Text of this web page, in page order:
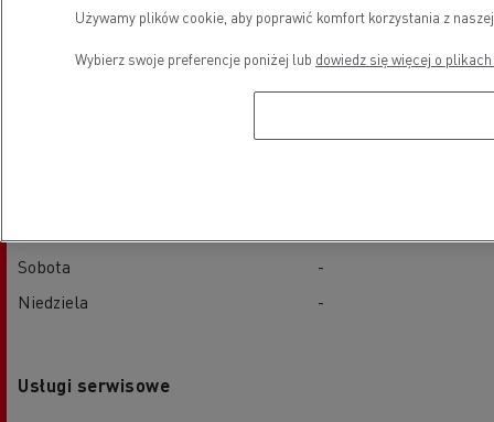
Sprzedaż pojazdów nowych
08:00 - 12:00 / 13:15 - 18:30
Sobota
-
Niedziela
-
Usługi serwisowe
Używamy plików cookie, aby poprawić komfort korzystania z
Wybierz swoje preferencje poniżej lub dowiedz się więcej o